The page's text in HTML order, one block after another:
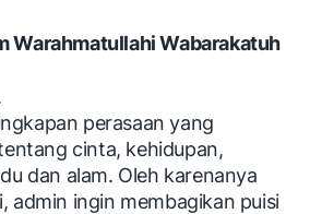
Warahmatullahi Wabarakatuh
perasaan yang
cinta, kehidupan,
dan alam. Oleh karenanya
admin ingin membagikan puisi